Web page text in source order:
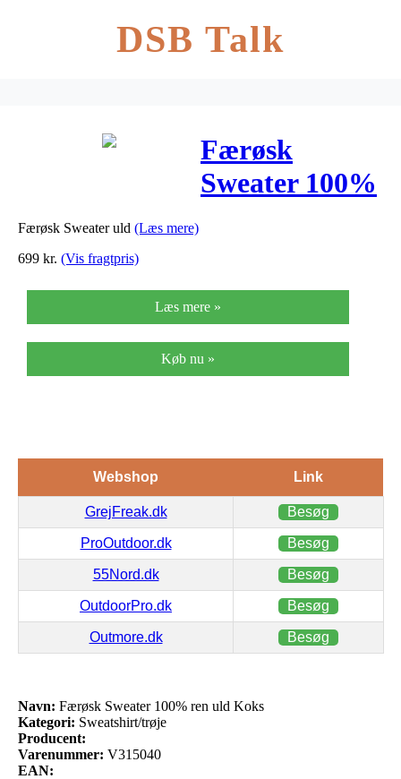
DSB Talk
Færøsk
Sweater 100%
Færøsk Sweater uld (Læs mere)
699 kr. (Vis fragtpris)
Læs mere »
Køb nu »
Webshop Link
GrejFreak.dk Besøg
ProOutdoor.dk Besøg
55Nord.dk Besøg
OutdoorPro.dk Besøg
Outmore.dk Besøg
Navn: Færøsk Sweater 100% ren uld Koks
Kategori: Sweatshirt/trøje
Producent:
Varenummer: V315040
EAN: